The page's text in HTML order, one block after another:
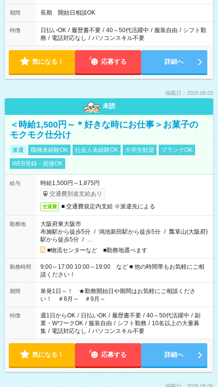
期間 長期 開始日相談OK
特徴 日払いOK / 履歴書不要 / 40～50代活躍中 / 服装自由 / シフト勤
務 / 電話対応なし / パソコンスキル不要
気になる！ 応募する 詳細へ
掲載日：2026.08.03
未読
＜時給1,500円～＊好きな時にお仕事＞お菓子の
モクモク仕分け
派遣 職種未経験OK 社会人未経験OK 大学生歓迎
ブランクOK
WEB登録・面接OK
給与
時給1,500円～1,875円
交通費別途支給あり
交通費 ■ 交通費規定内支給 ※派遣先による
勤務地
大阪府東大阪市
布施駅から徒歩5分 / 鴻池新田駅から徒歩5分 / 瓢箪山(大阪府)
駅から徒歩5分 / …
■物流センターなど ■勤務地選べます
勤務時間
9:00～17:00 10:00～19:00 など ■ 他の時間帯もお気軽にご相
談ください！
期間
単発1日～！ ★勤務開始日や期間はお気軽にご相談くださ
い！ ＃8月～ ＃9月～
特徴 週1日からOK / 日払いOK / 履歴書不要 / 40～50代活躍中 / 副
業・WワークOK / 服装自由 / シフト勤務 / 10名以上の大量募
集 / 電話対応なし / パソコンスキル不要
気になる！ 応募する 詳細へ